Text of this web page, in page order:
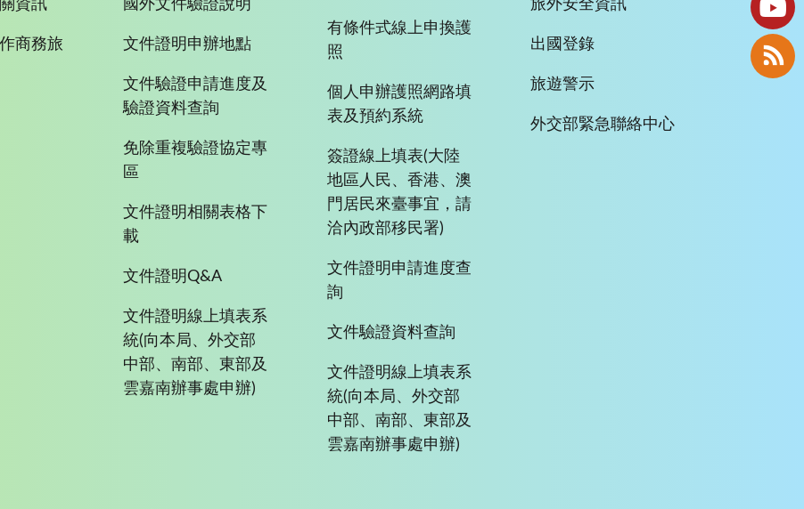
資訊
商務旅
國外文件驗證說明
文件證明申辦地點
文件驗證申請進度及
驗證資料查詢
免除重複驗證協定專
區
文件證明相關表格下
載
文件證明Q&A
文件證明線上填表系
統(向本局、外交部
中部、南部、東部及
雲嘉南辦事處申辦)
有條件式線上申換護
照
個人申辦護照網路填
表及預約系統
簽證線上填表(大陸
地區人民、香港、澳
門居民來臺事宜，請
洽內政部移民署)
文件證明申請進度查
詢
文件驗證資料查詢
文件證明線上填表系
統(向本局、外交部
中部、南部、東部及
雲嘉南辦事處申辦)
旅外安全資訊
出國登錄
旅遊警示
外交部緊急聯絡中心